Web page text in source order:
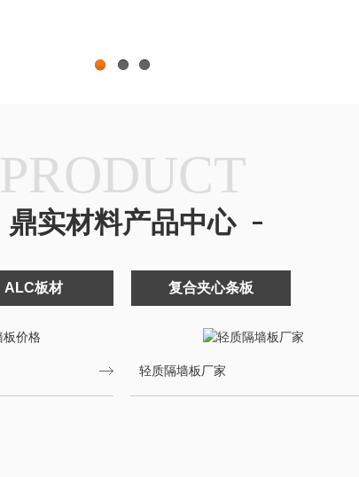
PRODUCT
鼎实材料产品中心
ALC板材 复合夹心条板
轻质隔墙板厂家